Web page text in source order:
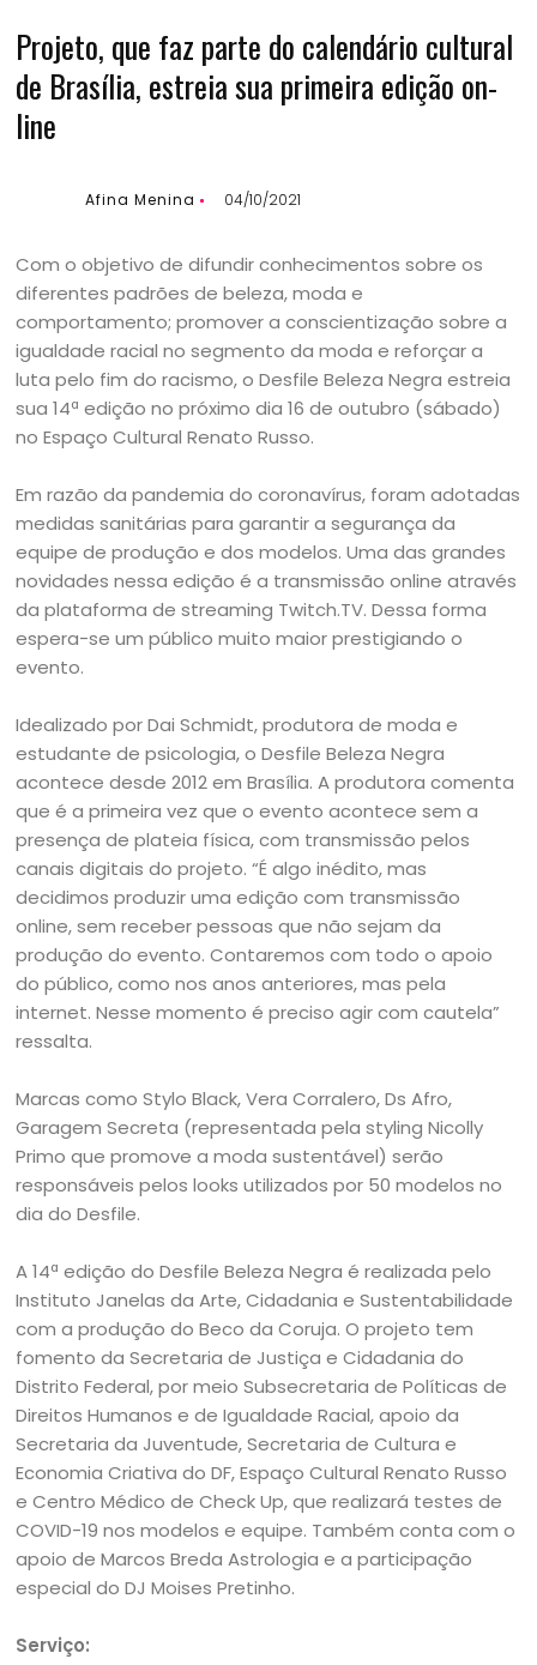
Projeto, que faz parte do calendário cultural
de Brasília, estreia sua primeira edição on-
line
Afina Menina 04/10/2021
Com o objetivo de difundir conhecimentos sobre os
diferentes padrões de beleza, moda e
comportamento; promover a conscientização sobre a
igualdade racial no segmento da moda e reforçar a
luta pelo fim do racismo, o Desfile Beleza Negra estreia
sua 14ª edição no próximo dia 16 de outubro (sábado)
no Espaço Cultural Renato Russo.
Em razão da pandemia do coronavírus, foram adotadas
medidas sanitárias para garantir a segurança da
equipe de produção e dos modelos. Uma das grandes
novidades nessa edição é a transmissão online através
da plataforma de streaming Twitch.TV. Dessa forma
espera-se um público muito maior prestigiando o
evento.
Idealizado por Dai Schmidt, produtora de moda e
estudante de psicologia, o Desfile Beleza Negra
acontece desde 2012 em Brasília. A produtora comenta
que é a primeira vez que o evento acontece sem a
presença de plateia física, com transmissão pelos
canais digitais do projeto. “É algo inédito, mas
decidimos produzir uma edição com transmissão
online, sem receber pessoas que não sejam da
produção do evento. Contaremos com todo o apoio
do público, como nos anos anteriores, mas pela
internet. Nesse momento é preciso agir com cautela”
ressalta.
Marcas como Stylo Black, Vera Corralero, Ds Afro,
Garagem Secreta (representada pela styling Nicolly
Primo que promove a moda sustentável) serão
responsáveis pelos looks utilizados por 50 modelos no
dia do Desfile.
A 14ª edição do Desfile Beleza Negra é realizada pelo
Instituto Janelas da Arte, Cidadania e Sustentabilidade
com a produção do Beco da Coruja. O projeto tem
fomento da Secretaria de Justiça e Cidadania do
Distrito Federal, por meio Subsecretaria de Políticas de
Direitos Humanos e de Igualdade Racial, apoio da
Secretaria da Juventude, Secretaria de Cultura e
Economia Criativa do DF, Espaço Cultural Renato Russo
e Centro Médico de Check Up, que realizará testes de
COVID-19 nos modelos e equipe. Também conta com o
apoio de Marcos Breda Astrologia e a participação
especial do DJ Moises Pretinho.
Serviço: